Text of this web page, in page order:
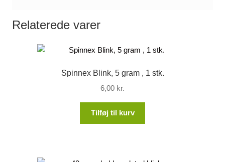
Relaterede varer
Spinnex Blink, 5 gram , 1 stk.
6,00 kr.
Tilføj til kurv